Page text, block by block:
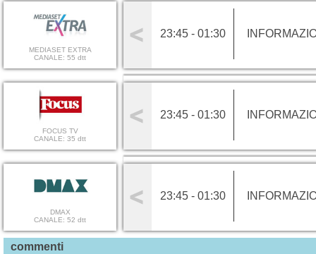
MEDIASET EXTRA
CANALE: 55 dtt
23:45 - 01:30
FOCUS TV
CANALE: 35 dtt
23:45 - 01:30
DMAX
CANALE: 52 dtt
23:45 - 01:30
commenti